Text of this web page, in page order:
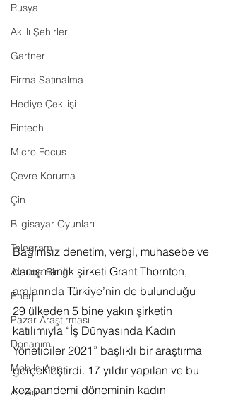
Rusya
Akıllı Şehirler
Gartner
Firma Satınalma
Hediye Çekilişi
Fintech
Micro Focus
Çevre Koruma
Çin
Bilgisayar Oyunları
Telegram
Avrupa Birliği
Enerji
Pazar Araştırması
Donanım
Mobile App
Ar-Ge
Bağımsız denetim, vergi, muhasebe ve
danışmanlık şirketi Grant Thornton,
aralarında Türkiye’nin de bulunduğu
29 ülkeden 5 bine yakın şirketin
katılımıyla “İş Dünyasında Kadın
Yöneticiler 2021” başlıklı bir araştırma
gerçekleştirdi. 17 yıldır yapılan ve bu
kez pandemi döneminin kadın